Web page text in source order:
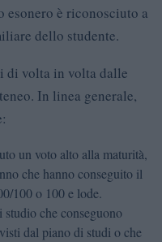
esonero è riconosciuto a
dello studente.
di volta in volta dalle
In linea generale,
un voto alto alla maturità,
che hanno conseguito il
100 o 100 e lode.
che conseguono
dal piano di studi o che